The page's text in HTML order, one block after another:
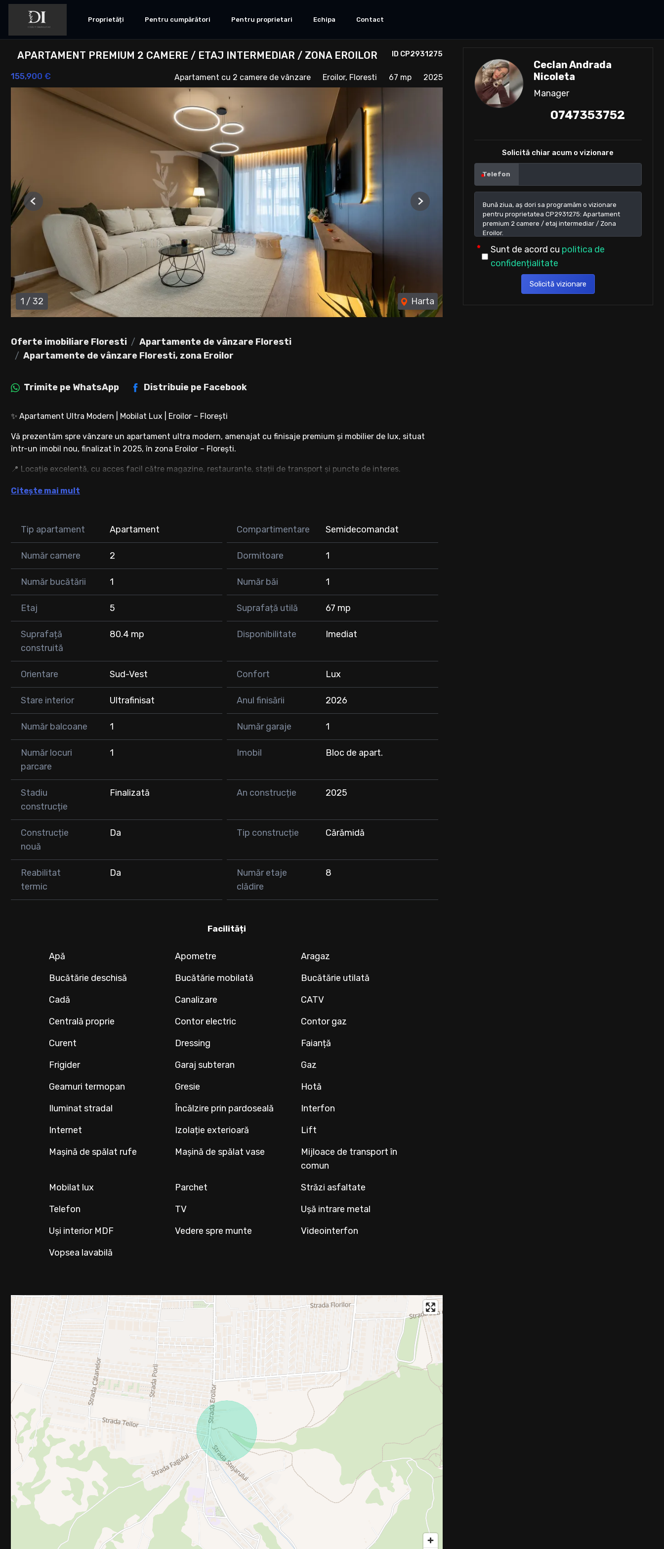
Proprietăți Pentru cumpărători Pentru proprietari Echipa Contact
ID CP2931275
APARTAMENT PREMIUM 2 CAMERE / ETAJ INTERMEDIAR / ZONA EROILOR
155,900 € Apartament cu 2 camere de vânzare Eroilor, Floresti 67 mp 2025
1 / 32 Harta
Previous Next
Oferte imobiliare Floresti
Apartamente de vânzare Floresti
Apartamente de vânzare Floresti, zona Eroilor
Trimite pe WhatsApp Distribuie pe Facebook
✨ Apartament Ultra Modern | Mobilat Lux | Eroilor – Florești
Vă prezentăm spre vânzare un apartament ultra modern, amenajat cu finisaje premium și mobilier de lux, situat
într-un imobil nou, finalizat în 2025, în zona Eroilor – Florești.
📍 Locație excelentă, cu acces facil către magazine, restaurante, stații de transport și puncte de interes.
🏡 Detalii proprietate:
Compartimentare modernă:
Dormitor
Hol
Baie
Balcon
🔥 Confort și dotări premium:
Încălzire prin pardoseală
Centrală termică proprie
Mobilier realizat la standarde înalte
Toate electrocasnicele sunt noi și în garanție
Apartamentul este ideal pentru cei care își doresc un spațiu modern, elegant și gata de mutare imediată, fără
Parcare subterana : 9000 euro
📞 Pentru detalii și programări vizionare va rugam sa ne contactati !
Citește mai mult
Tip apartament Apartament Compartimentare Semidecomandat
Număr camere 2 Dormitoare 1
Număr bucătării 1 Număr băi 1
Etaj 5 Suprafață utilă 67 mp
Suprafață
construită
80.4 mp Disponibilitate Imediat
Orientare Sud-Vest Confort Lux
Stare interior Ultrafinisat Anul finisării 2026
Număr balcoane 1 Număr garaje 1
Număr locuri
parcare
1 Imobil Bloc de apart.
Stadiu
construcție
Finalizată An construcție 2025
Construcție
nouă
Da Tip construcție Cărămidă
Reabilitat
termic
Da
Număr etaje
clădire
8
Facilități
Apă Apometre
Aragaz
Bucătărie deschisă
Bucătărie mobilată
Bucătărie utilată
Cadă
Canalizare
CATV
Centrală proprie
Contor electric
Contor gaz
Curent
Dressing
Faianță
Frigider
Garaj subteran
Gaz
Geamuri termopan
Gresie
Hotă
Iluminat stradal
Încălzire prin pardoseală
Interfon
Internet
Izolație exterioară
Lift
Mașină de spălat rufe
Mașină de spălat vase
Mijloace de transport în
comun
Mobilat lux
Parchet
Străzi asfaltate
Telefon
TV
Ușă intrare metal
Uși interior MDF
Vedere spre munte
Videointerfon
Vopsea lavabilă
Ceclan Andrada
Nicoleta
Manager
0747353752
Solicită chiar acum o vizionare
Telefon
Sunt de acord cu politica de
confidențialitate
Solicită vizionare